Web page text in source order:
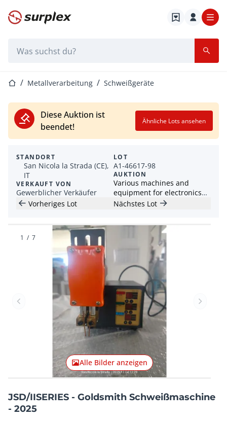
Startseite
StartseiteMetallverarbeitung Schweißgeräte
Diese Auktion ist
beendet!
Ähnliche Lots ansehen
STANDORT
San Nicola la Strada (CE),
IT
VERKAUFT VON
Gewerblicher Verkäufer
LOT
A1-46617-98
AUKTION
Various machines and
equipment for electronics
industry
Vorheriges Lot Nächstes Lot
Vorheriger Artikel
Alle Bilder anzeigen
1 / 7
JSD/IISERIES - Goldsmith Schweißmaschine
- 2025